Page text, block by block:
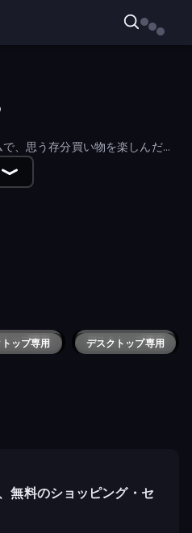
、思う存分買い物を楽しんだ
ったりしよう。経営シミュレー
か、選択はあなた次第！
TCG Shop: Cards, Toys and Comics Raccoon Retail
Idle Coffee Business Tap Supermarket
Sort Dino's Farm Shop
Cafe Biomons Island 3D
ップ専用
Simulator デスクトップ専用
Iza's Supermarket
ップ専用
Master デスクトップ専用
Craft market
無料のショッピング・セ